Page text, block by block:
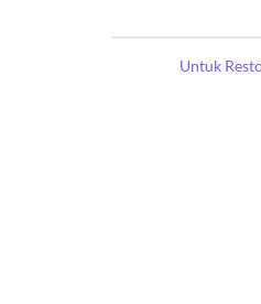
Untuk